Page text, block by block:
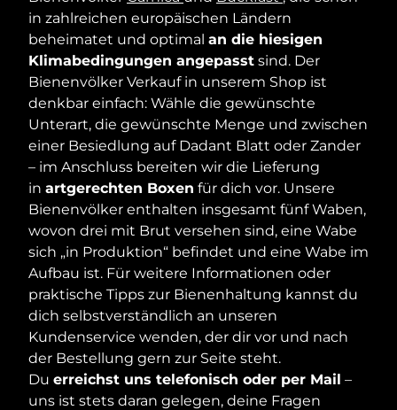
in zahlreichen europäischen Ländern
beheimatet und optimal an die hiesigen
Klimabedingungen angepasst sind. Der
Bienenvölker Verkauf in unserem Shop ist
denkbar einfach: Wähle die gewünschte
Unterart, die gewünschte Menge und zwischen
einer Besiedlung auf Dadant Blatt oder Zander
– im Anschluss bereiten wir die Lieferung
in artgerechten Boxen für dich vor. Unsere
Bienenvölker enthalten insgesamt fünf Waben,
wovon drei mit Brut versehen sind, eine Wabe
sich „in Produktion“ befindet und eine Wabe im
Aufbau ist. Für weitere Informationen oder
praktische Tipps zur Bienenhaltung kannst du
dich selbstverständlich an unseren
Kundenservice wenden, der dir vor und nach
der Bestellung gern zur Seite steht.
Du erreichst uns telefonisch oder per Mail –
uns ist stets daran gelegen, deine Fragen